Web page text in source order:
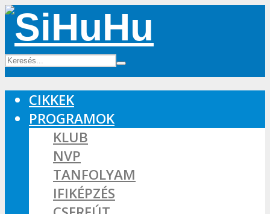
CIKKEK
PROGRAMOK
KLUB
NVP
TANFOLYAM
IFIKÉPZÉS